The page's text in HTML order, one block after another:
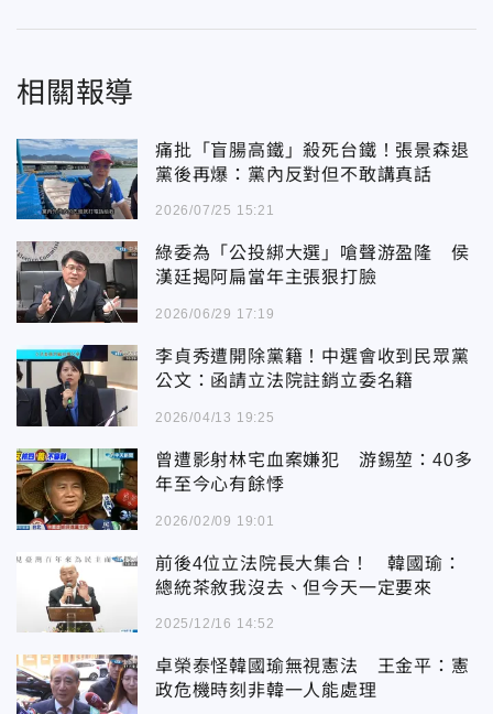
相關報導
痛批「盲腸高鐵」殺死台鐵！張景森退
黨後再爆：黨內反對但不敢講真話
2026/07/25 15:21
綠委為「公投綁大選」嗆聲游盈隆 侯
漢廷揭阿扁當年主張狠打臉
2026/06/29 17:19
李貞秀遭開除黨籍！中選會收到民眾黨
公文：函請立法院註銷立委名籍
2026/04/13 19:25
曾遭影射林宅血案嫌犯 游錫堃：40多
年至今心有餘悸
2026/02/09 19:01
前後4位立法院長大集合！ 韓國瑜：
總統茶敘我沒去、但今天一定要來
2025/12/16 14:52
卓榮泰怪韓國瑜無視憲法 王金平：憲
政危機時刻非韓一人能處理